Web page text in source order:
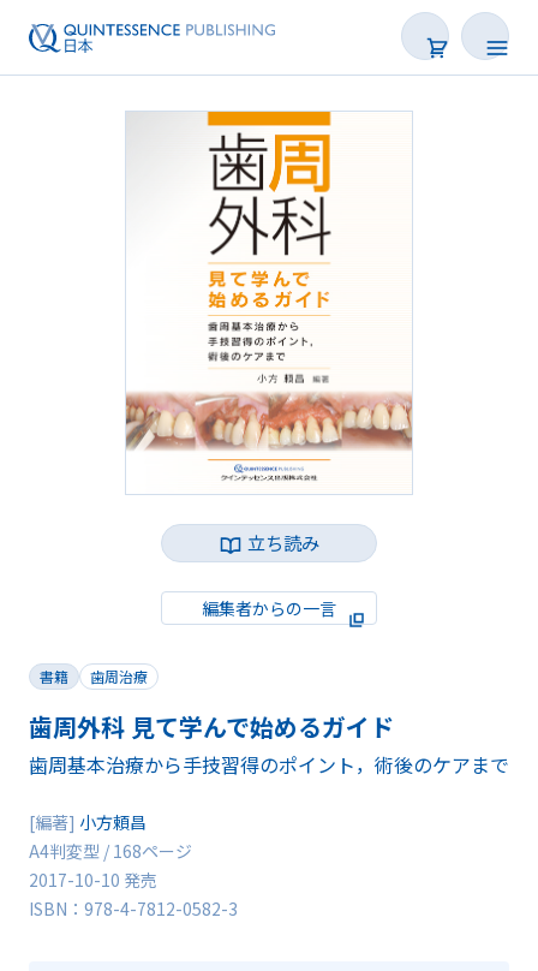
書籍
雑誌
映像
電子BOOK
著者一覧
立ち読み
編集者からの一言
書籍 歯周治療
歯周外科 見て学んで始めるガイド
歯周基本治療から手技習得のポイント，術後のケアまで
[編著] 小方頼昌
A4判変型 / 168ページ
2017-10-10 発売
ISBN：978-4-7812-0582-3